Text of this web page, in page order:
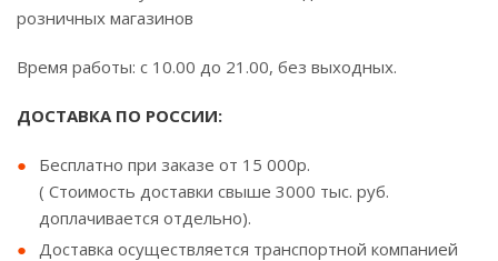
розничных магазинов
Время работы: с 10.00 до 21.00, без выходных.
ДОСТАВКА ПО РОССИИ:
Бесплатно при заказе от 15 000р.
( Стоимость доставки свыше 3000 тыс. руб.
доплачивается отдельно).
Доставка осуществляется транспортной компанией